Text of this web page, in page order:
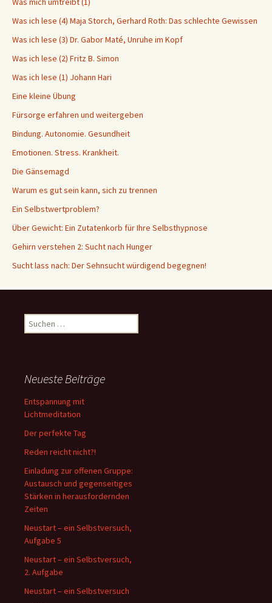
Was ich lese (4) Maja Storch, Gerhard Roth: Das schlechte Gewissen
Was ich lese (3) Dr. Gabor Maté, Unruhe im Kopf
Was ich lese (2) Fritz B. Simon
Was ich lese (1) Johann Hari
Eine kleine Übung
Fürsorge erfahren und weitergeben
Bindung. Autonomie. Gesundheit
Emotionen. Stress. Krankheit.
Die Gänsemagd
Warum es gut sein kann, sich zu trennen
Ein Selbstwertproblem?
Über Gewicht: Ein Zutatenkorb für Ihre Selbsthypnose
Gehirn verstehen 2: Sucht nach Hunger
Sucht lass nach: Der Sehnsucht würdigend begegnen!
Suche
nach:
Neueste Beiträge
Entspannung mit
Lichtmeditation
Der perfekte Tag
Reden reicht nicht?!
Einladung zur offenen Gruppe:
Austausch und gegenseitiges
Stärken in herausfordernden
Zeiten
Neustart – ein Selbstversuch,
Aufgabe 5
Neustart – ein Selbstversuch,
2. Aufgabe
Neustart – ein Selbstversuch